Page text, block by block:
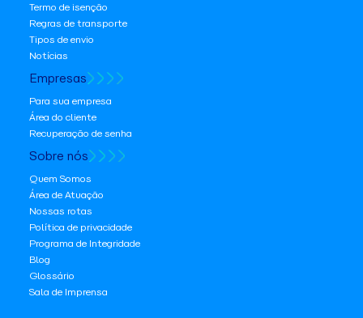
Termo de isenção
Regras de transporte
Tipos de envio
Notícias
Empresas
Para sua empresa
Área do cliente
Recuperação de senha
Sobre nós
Quem Somos
Área de Atuação
Nossas rotas
Política de privacidade
Programa de Integridade
Blog
Glossário
Sala de Imprensa